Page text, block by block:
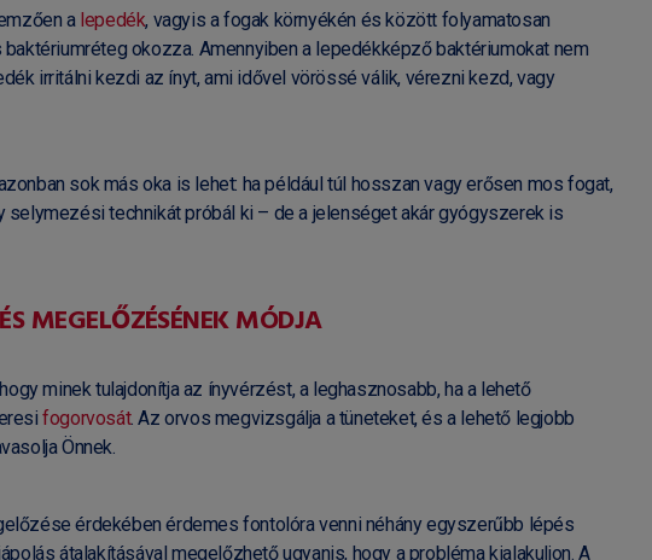
a lepedék, vagyis a fogak környékén és között folyamatosan
baktériumréteg okozza. Amennyiben a lepedékképző baktériumokat nem
irritálni kezdi az ínyt, ami idővel vörössé válik, vérezni kezd, vagy
sok más oka is lehet: ha például túl hosszan vagy erősen mos fogat,
selymezési technikát próbál ki – de a jelenséget akár gyógyszerek is
MEGELŐZÉSÉNEK MÓDJA
minek tulajdonítja az ínyvérzést, a leghasznosabb, ha a lehető
fogorvosát. Az orvos megvizsgálja a tüneteket, és a lehető legjobb
Önnek.
érdekében érdemes fontolóra venni néhány egyszerűbb lépés
átalakításával megelőzhető ugyanis, hogy a probléma kialakuljon. A